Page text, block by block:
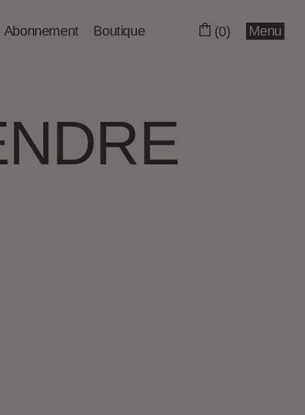
Abonnement Boutique (0) Menu